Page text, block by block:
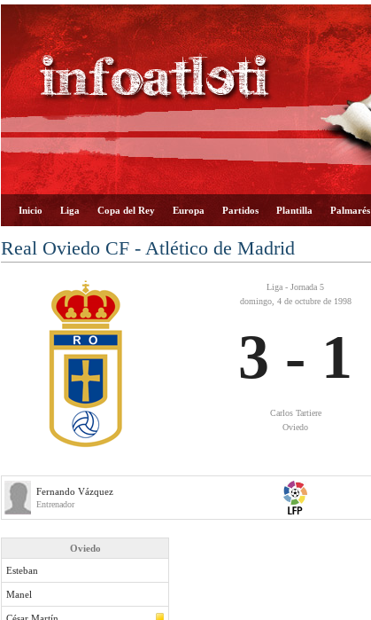
Inicio Liga Copa del Rey Europa Partidos Plantilla Palmarés
Real Oviedo CF - Atlético de Madrid
Liga - Jornada 5
domingo, 4 de octubre de 1998
3 - 1
Carlos Tartiere
Oviedo
Fernando Vázquez
Entrenador
Oviedo
Esteban
Manel